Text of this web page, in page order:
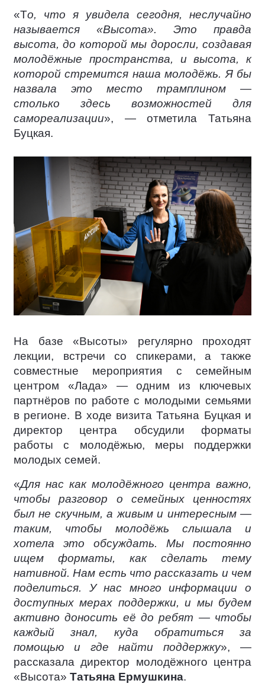
«То, что я увидела сегодня, неслучайно
называется «Высота». Это правда
высота, до которой мы доросли, создавая
молодёжные пространства, и высота, к
которой стремится наша молодёжь. Я бы
назвала это место трамплином —
столько здесь возможностей для
самореализации», — отметила Татьяна
Буцкая.
На базе «Высоты» регулярно проходят
лекции, встречи со спикерами, а также
совместные мероприятия с семейным
центром «Лада» — одним из ключевых
партнёров по работе с молодыми семьями
в регионе. В ходе визита Татьяна Буцкая и
директор центра обсудили форматы
работы с молодёжью, меры поддержки
молодых семей.
«Для нас как молодёжного центра важно,
чтобы разговор о семейных ценностях
был не скучным, а живым и интересным —
таким, чтобы молодёжь слышала и
хотела это обсуждать. Мы постоянно
ищем форматы, как сделать тему
нативной. Нам есть что рассказать и чем
поделиться. У нас много информации о
доступных мерах поддержки, и мы будем
активно доносить её до ребят — чтобы
каждый знал, куда обратиться за
помощью и где найти поддержку», —
рассказала директор молодёжного центра
«Высота» Татьяна Ермушкина.